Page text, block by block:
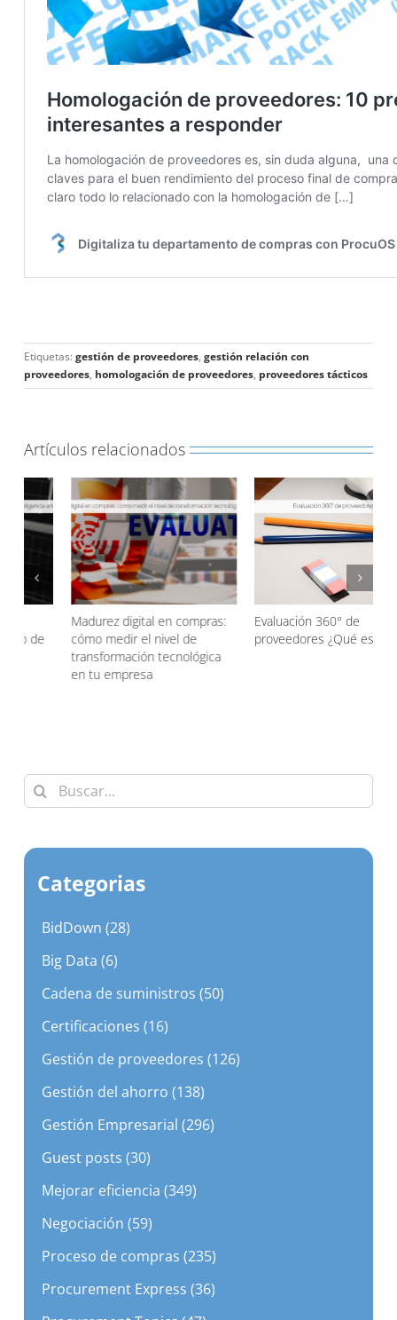
Etiquetas: gestión de proveedores, gestión relación con
proveedores, homologación de proveedores, proveedores tácticos
Artículos relacionados
Evaluación 360° de
proveedores ¿Qué es?
Agentic AI en las compras
¿Qué es?
Categorias
BidDown (28)
Big Data (6)
Cadena de suministros (50)
Certificaciones (16)
Gestión de proveedores (126)
Gestión del ahorro (138)
Gestión Empresarial (296)
Guest posts (30)
Mejorar eficiencia (349)
Negociación (59)
Proceso de compras (235)
Procurement Express (36)
Procurement Topics (47)